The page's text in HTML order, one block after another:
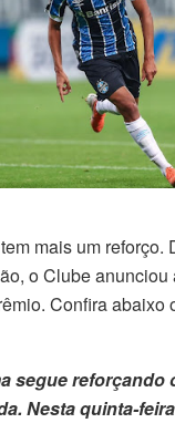
mais um reforço.
o Clube anunciou
Confira abaixo
segue reforçando
Nesta quinta-